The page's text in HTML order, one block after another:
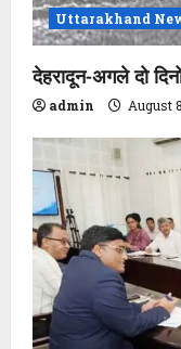
Uttarakhand
देहरादून-अगले दो
admin August